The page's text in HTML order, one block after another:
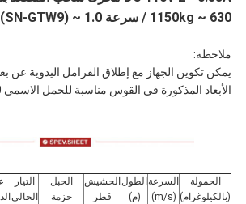
630 ~ 1150kg / سرعة 1.0 ~ 2.0m / s (SN-GTW9)
ملاحظة:
يمكن تكوين الجهاز مع إطلاق الفرامل اليدوية عن بعد مع
الأبعاد المذكورة في القوس مناسبة للحمل الاسمي 1150 كجم.
الحمولة
(بالكيلوغرام)
السرعة
(m/s)
الطول
(م)
الحشيش
قطر
الحبل
حزمة
التيار
الحالي